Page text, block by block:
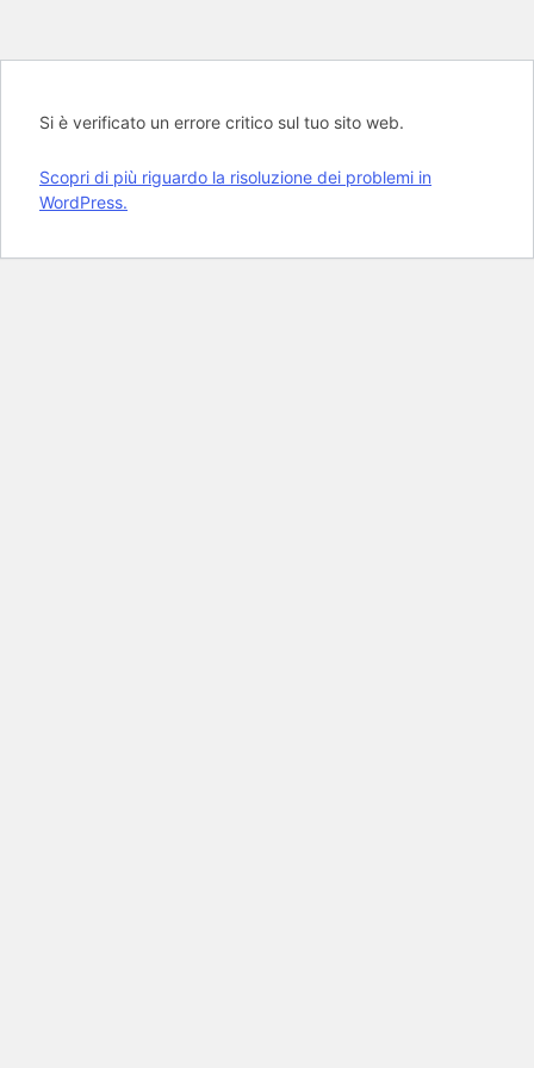
Si è verificato un errore critico sul tuo sito web.
Scopri di più riguardo la risoluzione dei problemi in
WordPress.